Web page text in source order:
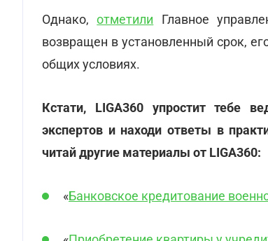
Однако,отметили Главное
возвращен в установленный срок,
общих условиях.
Кстати, LIGA360 упростит тебе
экспертов и находи ответы в
читай другие материалы от LIGA360:
«Банковское кредитование